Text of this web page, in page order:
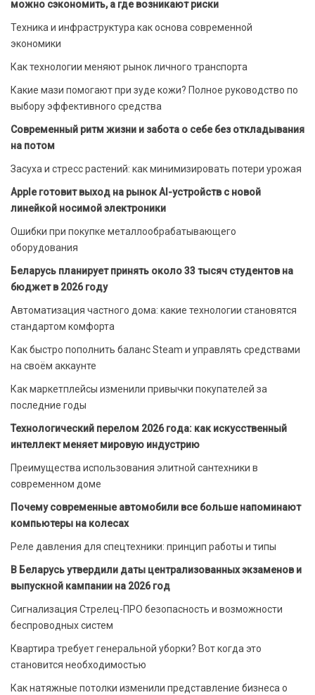
можно сэкономить, а где возникают риски
Техника и инфраструктура как основа современной
экономики
Как технологии меняют рынок личного транспорта
Какие мази помогают при зуде кожи? Полное руководство по
выбору эффективного средства
Современный ритм жизни и забота о себе без откладывания
на потом
Засуха и стресс растений: как минимизировать потери урожая
Apple готовит выход на рынок AI-устройств с новой
линейкой носимой электроники
Ошибки при покупке металлообрабатывающего
оборудования
Беларусь планирует принять около 33 тысяч студентов на
бюджет в 2026 году
Автоматизация частного дома: какие технологии становятся
стандартом комфорта
Как быстро пополнить баланс Steam и управлять средствами
на своём аккаунте
Как маркетплейсы изменили привычки покупателей за
последние годы
Технологический перелом 2026 года: как искусственный
интеллект меняет мировую индустрию
Преимущества использования элитной сантехники в
современном доме
Почему современные автомобили все больше напоминают
компьютеры на колесах
Реле давления для спецтехники: принцип работы и типы
В Беларусь утвердили даты централизованных экзаменов и
выпускной кампании на 2026 год
Сигнализация Стрелец-ПРО безопасность и возможности
беспроводных систем
Квартира требует генеральной уборки? Вот когда это
становится необходимостью
Как натяжные потолки изменили представление бизнеса о